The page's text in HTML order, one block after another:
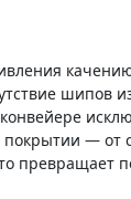
шипов
— от
превращает